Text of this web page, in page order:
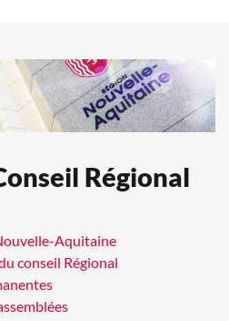
Régional
Aquitaine
conseil Régional